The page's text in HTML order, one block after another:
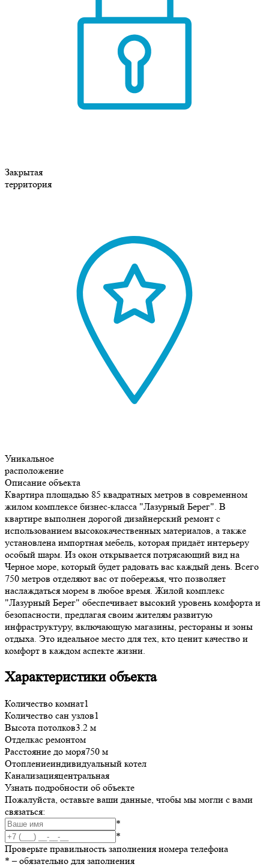
Закрытая
территория
Уникальное
расположение
Описание объекта
Квартира площадью 85 квадратных метров в современном
жилом комплексе бизнес-класса "Лазурный Берег". В
квартире выполнен дорогой дизайнерский ремонт с
использованием высококачественных материалов, а также
установлена импортная мебель, которая придаёт интерьеру
особый шарм. Из окон открывается потрясающий вид на
Черное море, который будет радовать вас каждый день. Всего
750 метров отделяют вас от побережья, что позволяет
наслаждаться морем в любое время. Жилой комплекс
"Лазурный Берег" обеспечивает высокий уровень комфорта и
безопасности, предлагая своим жителям развитую
инфраструктуру, включающую магазины, рестораны и зоны
отдыха. Это идеальное место для тех, кто ценит качество и
комфорт в каждом аспекте жизни.
Характеристики объекта
Количество комнат1
Количество сан узлов1
Высота потолков3.2 м
Отделкас ремонтом
Расстояние до моря750 м
Отоплениеиндивидуальный котел
Канализацияцентральная
Узнать подробности об объекте
Пожалуйста, оставьте ваши данные, чтобы мы могли с вами
связаться:
*
*
Проверьте правильность заполнения номера телефона
* – обязательно для заполнения